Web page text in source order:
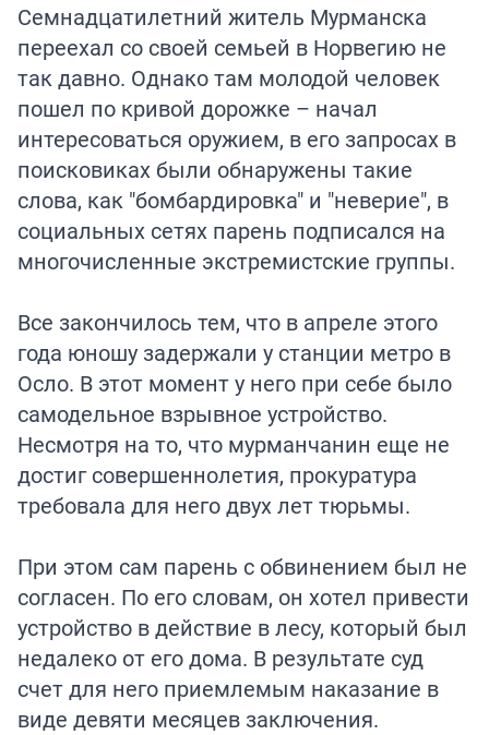
Семнадцатилетний житель Мурманска
переехал со своей семьей в Норвегию не
так давно. Однако там молодой человек
пошел по кривой дорожке – начал
интересоваться оружием, в его запросах в
поисковиках были обнаружены такие
слова, как "бомбардировка" и "неверие", в
социальных сетях парень подписался на
многочисленные экстремистские группы.
Все закончилось тем, что в апреле этого
года юношу задержали у станции метро в
Осло. В этот момент у него при себе было
самодельное взрывное устройство.
Несмотря на то, что мурманчанин еще не
достиг совершеннолетия, прокуратура
требовала для него двух лет тюрьмы.
При этом сам парень с обвинением был не
согласен. По его словам, он хотел привести
устройство в действие в лесу, который был
недалеко от его дома. В результате суд
счет для него приемлемым наказание в
виде девяти месяцев заключения.